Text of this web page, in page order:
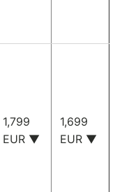
1,799
EUR ▼
1,699
EUR ▼